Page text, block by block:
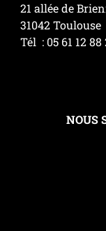
21 allée de
31042 Toulouse
Tél : 05 61 12 88
NOUS